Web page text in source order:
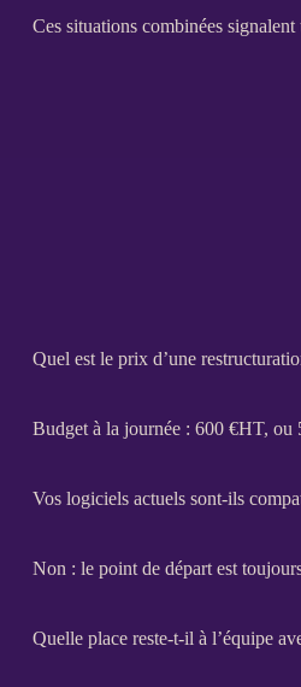
Ces situations combinées signalent
Quel est le prix d’une
Budget à la journée : 600 €HT, ou
Vos logiciels actuels sont-ils
Non : le point de départ est
Quelle place reste-t-il à l’équipe